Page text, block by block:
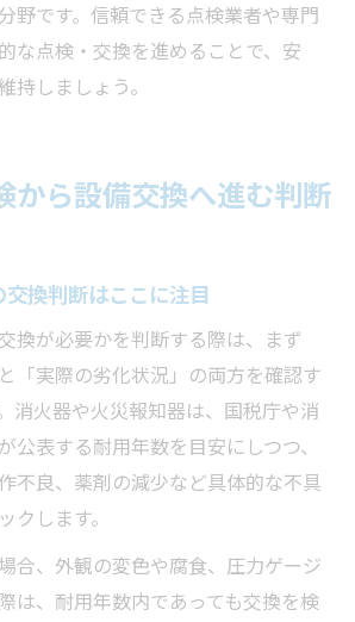
野です。信頼できる点検業者や専門
な点検・交換を進めることで、安
持しましょう。
から設備交換へ進む判断
換判断はここに注目
換が必要かを判断する際は、まず
「実際の劣化状況」の両方を確認す
消火器や火災報知器は、国税庁や消
公表する耐用年数を目安にしつつ、
不良、薬剤の減少など具体的な不具
します。
合、外観の変色や腐食、圧力ゲージ
は、耐用年数内であっても交換を検